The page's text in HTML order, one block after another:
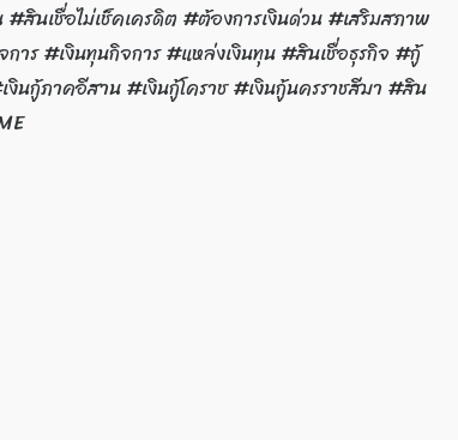
สินเชื่อไม่เช็คเครดิต #ต้องการเงินด่วน #เสริมสภาพ
าร #เงินทุนกิจการ #แหล่งเงินทุน #สินเชื่อธุรกิจ #กู้
นกู้ภาคอีสาน #เงินกู้โคราช #เงินกู้นครราชสีมา #สิน